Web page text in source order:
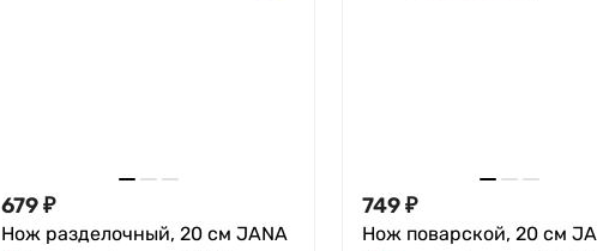
679₽
Нож разделочный, 20 см JANA
749₽
Нож поварской, 20 см